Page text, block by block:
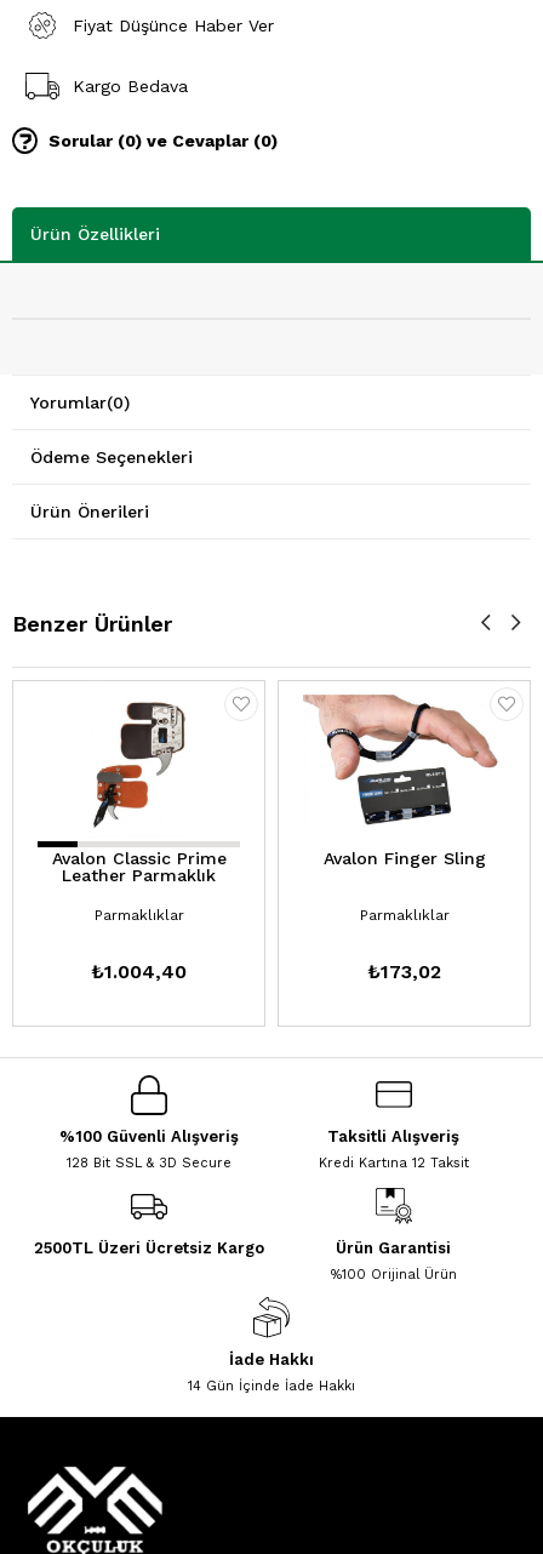
Fiyat Düşünce Haber Ver
Kargo Bedava
Sorular (0) ve Cevaplar (0)
Ürün Özellikleri
Yorumlar(0)
Ödeme Seçenekleri
Ürün Önerileri
Benzer Ürünler
Avalon Classic Prime
Leather Parmaklık
Parmaklıklar
₺1.004,40
Avalon Finger Sling
Parmaklıklar
₺173,02
%100 Güvenli Alışveriş
128 Bit SSL & 3D Secure
Taksitli Alışveriş
Kredi Kartına 12 Taksit
2500TL Üzeri Ücretsiz Kargo Ürün Garantisi
%100 Orijinal Ürün
İade Hakkı
14 Gün İçinde İade Hakkı